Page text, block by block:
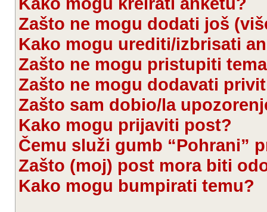
Zašto ne mogu dodati još
Kako mogu urediti/izbrisati
Zašto ne mogu pristupiti
Zašto ne mogu dodavati
Zašto sam dobio/la
Kako mogu prijaviti post?
Čemu služi gumb “Pohrani”
Zašto (moj) post mora biti
Kako mogu bumpirati temu?